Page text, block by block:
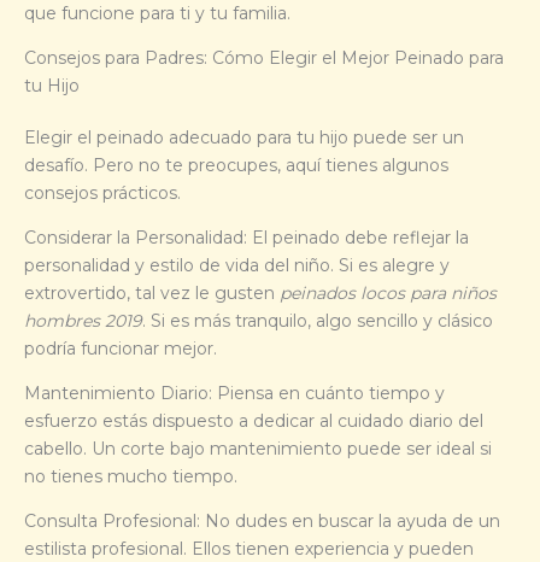
que funcione para ti y tu familia.
Consejos para Padres: Cómo Elegir el Mejor Peinado para
tu Hijo
Elegir el peinado adecuado para tu hijo puede ser un
desafío. Pero no te preocupes, aquí tienes algunos
consejos prácticos.
Considerar la Personalidad: El peinado debe reflejar la
personalidad y estilo de vida del niño. Si es alegre y
extrovertido, tal vez le gusten peinados locos para niños
hombres 2019. Si es más tranquilo, algo sencillo y clásico
podría funcionar mejor.
Mantenimiento Diario: Piensa en cuánto tiempo y
esfuerzo estás dispuesto a dedicar al cuidado diario del
cabello. Un corte bajo mantenimiento puede ser ideal si
no tienes mucho tiempo.
Consulta Profesional: No dudes en buscar la ayuda de un
estilista profesional. Ellos tienen experiencia y pueden